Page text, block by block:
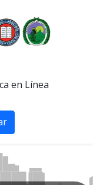
en Línea